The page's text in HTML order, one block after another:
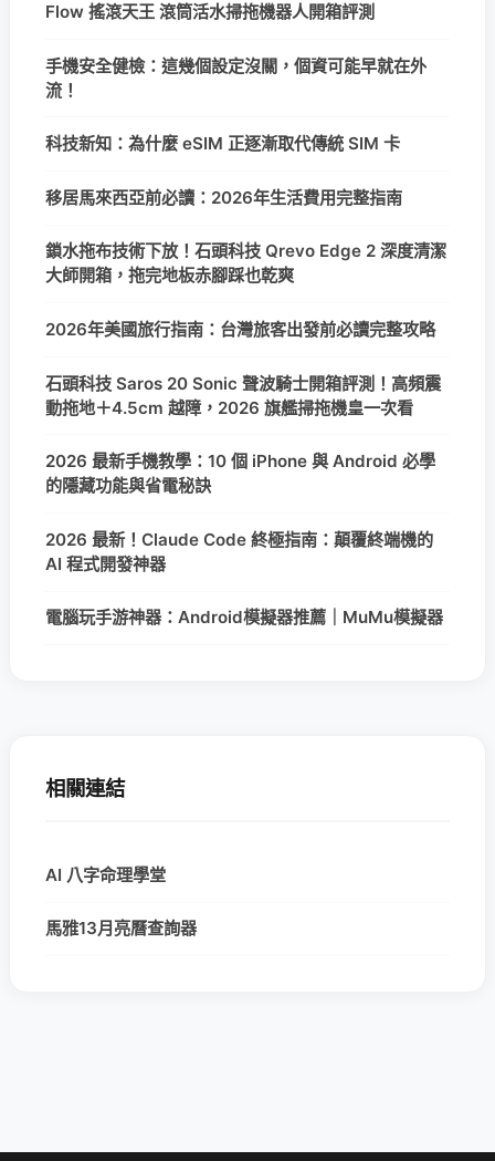
Flow 搖滾天王 滾筒活水掃拖機器人開箱評測
手機安全健檢：這幾個設定沒關，個資可能早就在外
流！
科技新知：為什麼 eSIM 正逐漸取代傳統 SIM 卡
移居馬來西亞前必讀：2026年生活費用完整指南
鎖水拖布技術下放！石頭科技 Qrevo Edge 2 深度清潔
大師開箱，拖完地板赤腳踩也乾爽
2026年美國旅行指南：台灣旅客出發前必讀完整攻略
石頭科技 Saros 20 Sonic 聲波騎士開箱評測！高頻震
動拖地＋4.5cm 越障，2026 旗艦掃拖機皇一次看
2026 最新手機教學：10 個 iPhone 與 Android 必學
的隱藏功能與省電秘訣
2026 最新！Claude Code 終極指南：顛覆終端機的
AI 程式開發神器
電腦玩手游神器：Android模擬器推薦｜MuMu模擬器
相關連結
AI 八字命理學堂
馬雅13月亮曆查詢器